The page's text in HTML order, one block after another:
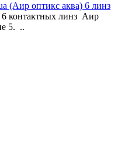
(Аир оптикс аква) 6 линз
6 контактных линз Аир
5. ..